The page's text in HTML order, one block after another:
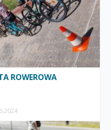
ROWEROWA